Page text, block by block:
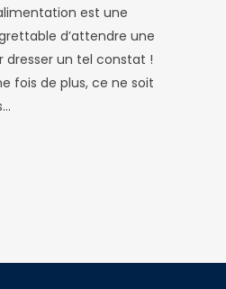
est une
d’attendre une
dresser un tel constat !
fois de plus, ce ne soit